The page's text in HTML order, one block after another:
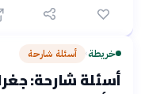
خريطة› أسئلة شارحة
أسئلة شارحة: